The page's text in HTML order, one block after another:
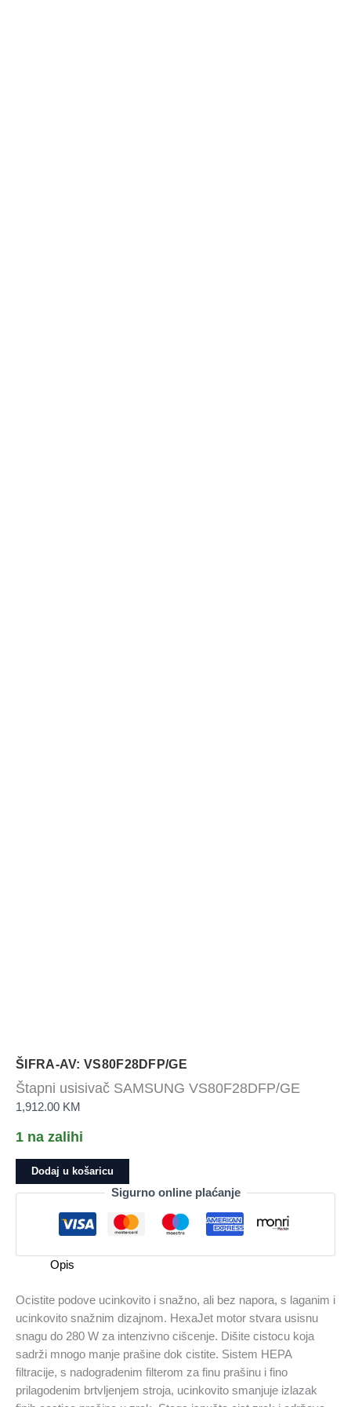
ŠIFRA-AV: VS80F28DFP/GE
Štapni usisivač SAMSUNG VS80F28DFP/GE
1,912.00 KM
1 na zalihi
Štapni
usisivač
VS80F28DFP/GE
Dodaj u košaricu
Sigurno online plaćanje
Opis
Ocistite podove ucinkovito i snažno, ali bez napora, s laganim i
ucinkovito snažnim dizajnom. HexaJet motor stvara usisnu
snagu do 280 W za intenzivno cišcenje. Dišite cistocu koja
sadrži mnogo manje prašine dok cistite. Sistem HEPA
filtracije, s nadogradenim filterom za finu prašinu i fino
prilagodenim brtvljenjem stroja, ucinkovito smanjuje izlazak